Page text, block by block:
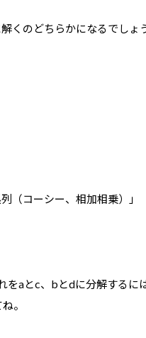
くのどちらかになるでしょう
（コーシー、相加相乗）」
aとc、bとdに分解するに
。